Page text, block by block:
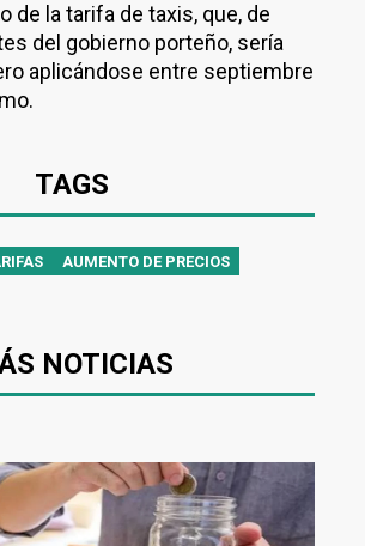
de la tarifa de taxis, que, de
del gobierno porteño, sería
aplicándose entre septiembre
TAGS
AUMENTO DE PRECIOS
NOTICIAS